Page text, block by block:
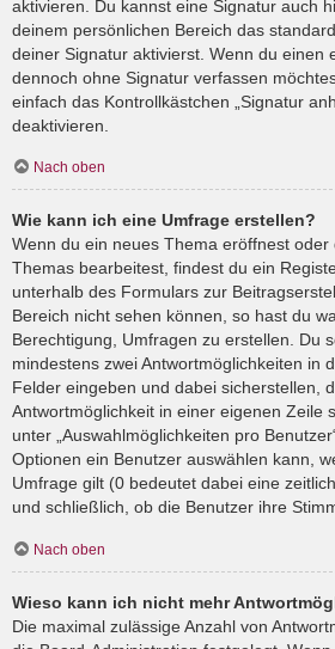
aktivieren. Du kannst eine Signatur auch
deinem persönlichen Bereich das
deiner Signatur aktivierst. Wenn du einen
dennoch ohne Signatur verfassen
einfach das Kontrollkästchen „Signatur
deaktivieren.
Nach oben
Wie kann ich eine Umfrage erstellen?
Wenn du ein neues Thema eröffnest
Themas bearbeitest, findest du ein
unterhalb des Formulars zur
Bereich nicht sehen können, so hast du
Berechtigung, Umfragen zu erstellen. Du
mindestens zwei Antwortmöglichkeiten in
Felder eingeben und dabei sicherstellen,
Antwortmöglichkeit in einer eigenen Zeile
unter „Auswahlmöglichkeiten pro
Optionen ein Benutzer auswählen kann,
Umfrage gilt (0 bedeutet dabei eine
und schließlich, ob die Benutzer ihre
Nach oben
Wieso kann ich nicht mehr
Die maximal zulässige Anzahl von